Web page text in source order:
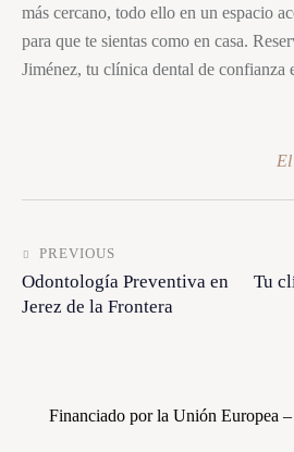
más cercano, todo ello en un espacio
para que te sientas como en casa.
Jiménez, tu clínica dental de confianza
PREVIOUS
Odontología Preventiva en
Jerez de la Frontera
Tu
Financiado por la Unión Europea